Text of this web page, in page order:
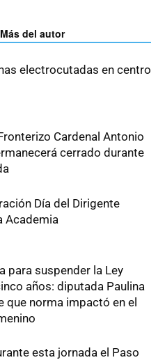
Más del autor
electrocutadas en centro
Cardenal Antonio
cerrado durante
Día del Dirigente
Academia
para suspender la Ley
años: diputada Paulina
que norma impactó en el
esta jornada el Paso